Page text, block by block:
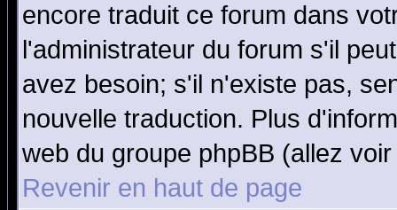
encore traduit ce forum dans
l'administrateur du forum s'il
avez besoin; s'il n'existe pas,
nouvelle traduction. Plus
web du groupe phpBB (allez
Revenir en haut de page